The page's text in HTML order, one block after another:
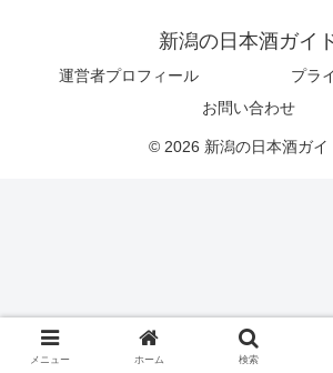
新潟の日本酒ガイ
運営者プロフィール
プラ
お問い合わせ
© 2026 新潟の日本酒ガイ
メニュー ホーム 検索